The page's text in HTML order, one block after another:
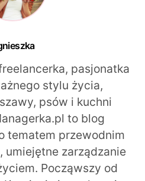
pasjonatka
stylu życia,
psów i kuchni
to blog
tematem przewodnim
umiejętne zarządzanie
Począwszy od